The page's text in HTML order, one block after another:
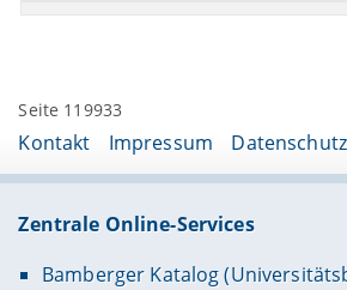
Seite 119933
Kontakt Impressum Datenschutz
Zentrale Online-Services
Bamberger Katalog